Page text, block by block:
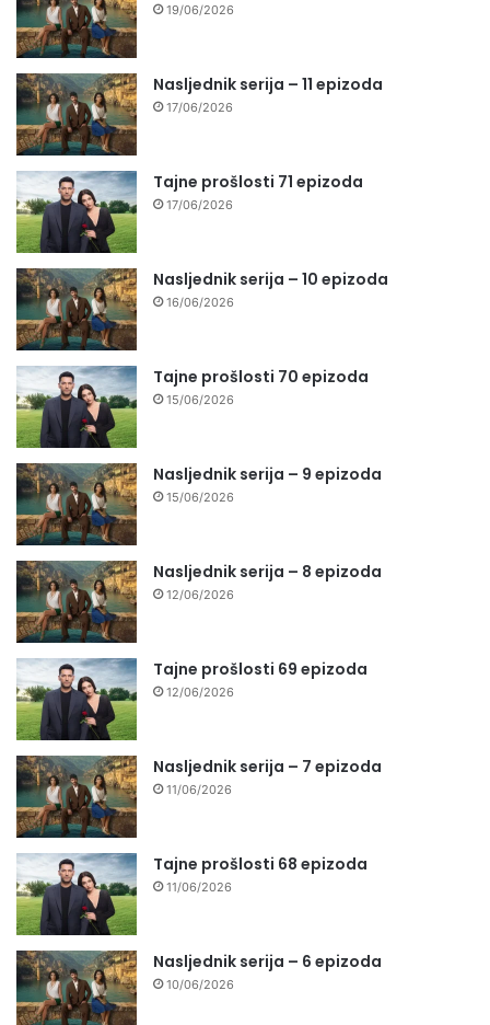
19/06/2026
Nasljednik serija – 11 epizoda
17/06/2026
Tajne prošlosti 71 epizoda
17/06/2026
Nasljednik serija – 10 epizoda
16/06/2026
Tajne prošlosti 70 epizoda
15/06/2026
Nasljednik serija – 9 epizoda
15/06/2026
Nasljednik serija – 8 epizoda
12/06/2026
Tajne prošlosti 69 epizoda
12/06/2026
Nasljednik serija – 7 epizoda
11/06/2026
Tajne prošlosti 68 epizoda
11/06/2026
Nasljednik serija – 6 epizoda
10/06/2026